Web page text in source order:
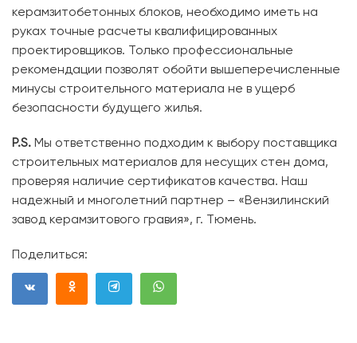
керамзитобетонных блоков, необходимо иметь на
руках точные расчеты квалифицированных
проектировщиков. Только профессиональные
рекомендации позволят обойти вышеперечисленные
минусы строительного материала не в ущерб
безопасности будущего жилья.
P.S. Мы ответственно подходим к выбору поставщика
строительных материалов для несущих стен дома,
проверяя наличие сертификатов качества. Наш
надежный и многолетний партнер – «Вензилинский
завод керамзитового гравия», г. Тюмень.
Поделиться: